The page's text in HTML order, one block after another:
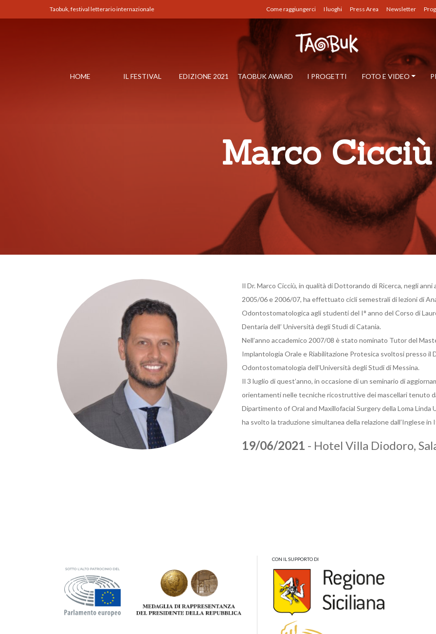
Taobuk, festival letterario internazionale Come raggiungerci I luoghi Press Area Newsletter
HOME IL FESTIVAL EDIZIONE 2021 TAOBUK AWARD I PROGETTI FOTO E VIDEO
Marco Cicciù
Il Dr. Marco Cicciù, in qualità di Dottorando di Ricerca, negli anni
2005/06 e 2006/07, ha effettuato cicli semestrali di lezioni di
Odontostomatologica agli studenti del I° anno del Corso di
Dentaria dell’ Università degli Studi di Catania.
Nell’anno accademico 2007/08 è stato nominato Tutor del
Implantologia Orale e Riabilitazione Protesica svoltosi presso il
Odontostomatologia dell’Università degli Studi di Messina.
Il 3 luglio di quest’anno, in occasione di un seminario di
orientamenti nelle tecniche ricostruttive dei mascellari tenuto
Dipartimento of Oral and Maxillofacial Surgery della Loma Linda
ha svolto la traduzione simultanea della relazione dall’Inglese in
19/06/2021 - Hotel Villa Diodoro,
CON IL SUPPORTO DI